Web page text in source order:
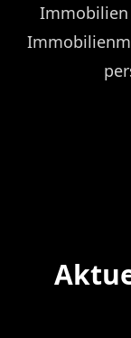
Immobilien